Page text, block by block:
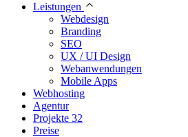
Leistungen
Webdesign
Branding
SEO
UX / UI Design
Webanwendungen
Mobile Apps
Webhosting
Agentur
Projekte 32
Preise